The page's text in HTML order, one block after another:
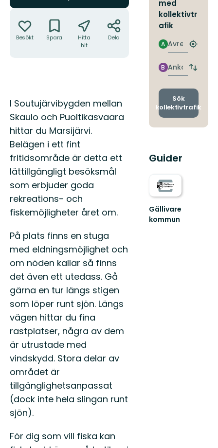
Besökt Spara
Hitta
hit
Dela
Beskrivning
I Soutujärvibygden mellan
Skaulo och Puoltikasvaara
hittar du Marsijärvi.
Belägen i ett fint
fritidsområde är detta ett
lättillgängligt besöksmål
som erbjuder goda
rekreations- och
fiskemöjligheter året om.
På plats finns en stuga
med eldningsmöjlighet och
om nöden kallar så finns
det även ett utedass. Gå
gärna en tur längs stigen
som löper runt sjön. Längs
vägen hittar du fina
rastplatser, några av dem
är utrustade med
vindskydd. Stora delar av
området är
tillgänglighetsanpassat
(dock inte hela slingan runt
sjön).
För dig som vill fiska kan
med
kollektivtr
afik
Avresa
A
Hitta
Ankomst
B
Byt
och
Sök
kollektivtrafik
Guider
Gällivare
kommun